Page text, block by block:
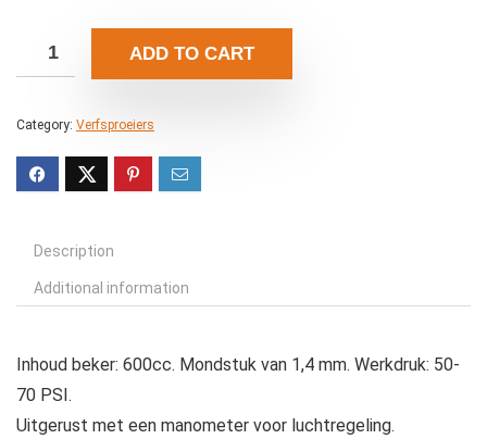
ADD TO CART
Category: Verfsproeiers
Description
Additional information
Inhoud beker: 600cc. Mondstuk van 1,4 mm. Werkdruk: 50-
70 PSI.
Uitgerust met een manometer voor luchtregeling.